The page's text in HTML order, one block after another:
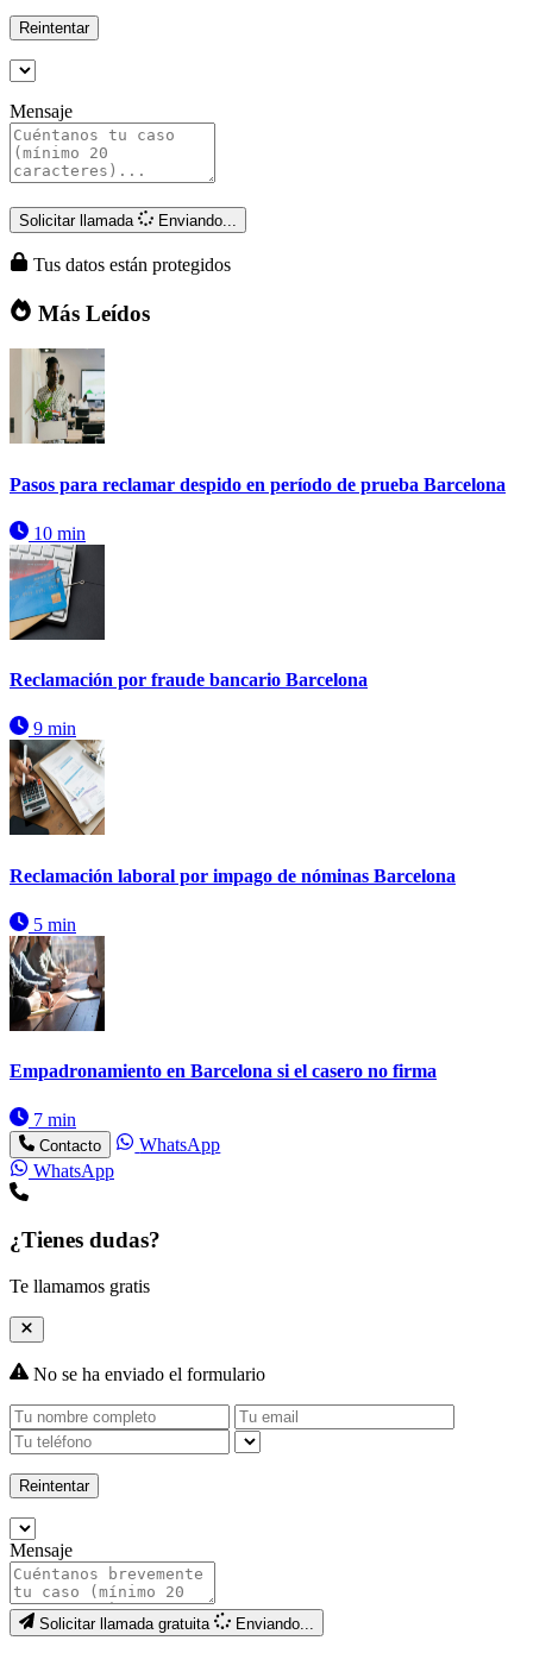
Reintentar
Mensaje
Solicitar llamada Enviando...
Tus datos están protegidos
Más Leídos
Pasos para reclamar despido en período de prueba Barcelona
10 min
Reclamación por fraude bancario Barcelona
9 min
Reclamación laboral por impago de nóminas Barcelona
5 min
Empadronamiento en Barcelona si el casero no firma
7 min
Contacto
WhatsApp
WhatsApp
¿Tienes dudas?
Te llamamos gratis
No se ha enviado el formulario
Reintentar
Mensaje
Solicitar llamada gratuita Enviando...